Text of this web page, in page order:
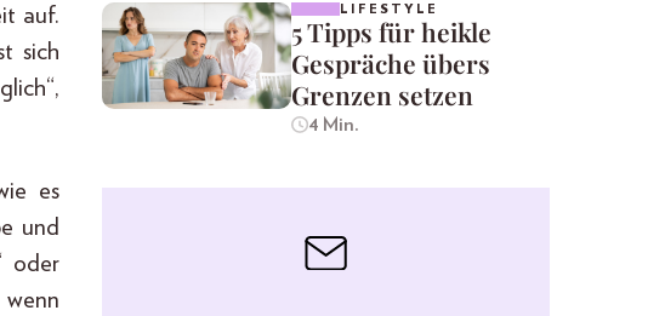
auf.
sich
es
und
oder
LIFESTYLE
5 Tipps für heikle
Gespräche übers
Grenzen setzen
4 Min.